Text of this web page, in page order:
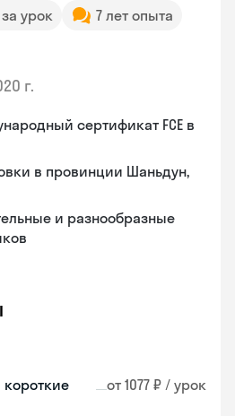
урок
7 лет опыта
г.
сертификат FCE в
в провинции Шаньдун,
и разнообразные
от 1077 ₽ / урок